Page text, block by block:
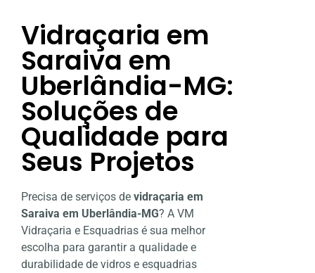
Vidraçaria em
Saraiva em
Uberlândia-MG:
Soluções de
Qualidade para
Seus Projetos
Precisa de serviços de vidraçaria em
Saraiva em Uberlândia-MG? A VM
Vidraçaria e Esquadrias é sua melhor
escolha para garantir a qualidade e
durabilidade de vidros e esquadrias